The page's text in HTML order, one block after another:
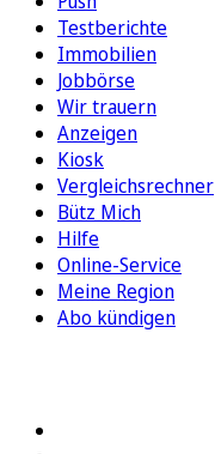
Testberichte
Immobilien
Jobbörse
Wir trauern
Anzeigen
Kiosk
Vergleichsrechner
Bütz Mich
Hilfe
Online-Service
Meine Region
Abo kündigen